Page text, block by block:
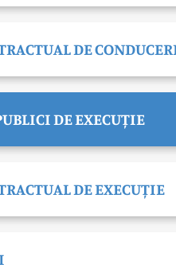
DE
DE EXECUȚIE
DE EXECUȚIE